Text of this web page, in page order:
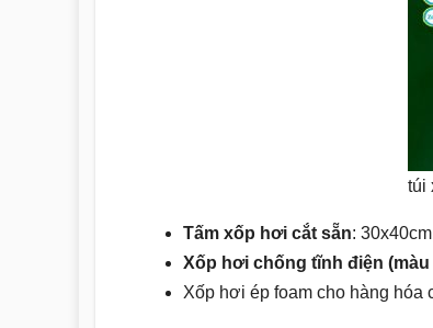
túi
Tấm xốp hơi cắt sẵn:
Xốp hơi chống tĩnh điện
Xốp hơi ép foam cho hàng hóa